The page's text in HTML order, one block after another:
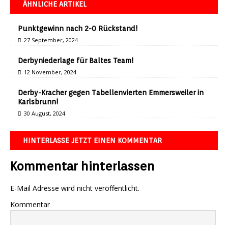
ÄHNLICHE ARTIKEL
Punktgewinn nach 2-0 Rückstand!
27 September, 2024
Derbyniederlage für Baltes Team!
12 November, 2024
Derby-Kracher gegen Tabellenvierten Emmersweiler in
Karlsbrunn!
30 August, 2024
HINTERLASSE JETZT EINEN KOMMENTAR
Kommentar hinterlassen
E-Mail Adresse wird nicht veröffentlicht.
Kommentar